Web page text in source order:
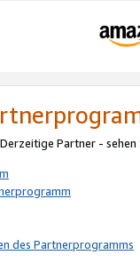
Partner - sehen
des Partnerprogramms